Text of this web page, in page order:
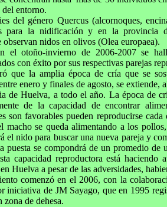
entorno.
del género Quercus (alcornoques,
para la nidificación y en la provincia
observan nidos en olivos (Olea europaea).
el otoño-invierno de 2006-2007 se
con éxito por sus respectivas parejas
que la amplia época de cría que se
enero y finales de agosto, se extiende,
de Huelva, a todo el año. La época de
de la capacidad de encontrar
son favorables pueden reproducirse cada
macho se queda alimentando a los
el nido para buscar una nueva pareja y
puesta se compondrá de un promedio de
capacidad reproductora está haciendo
Huelva a pesar de las adversidades,
comenzó en el 2006, con la
iniciativa de JM Sayago, que en 1995
zona de dehesa.